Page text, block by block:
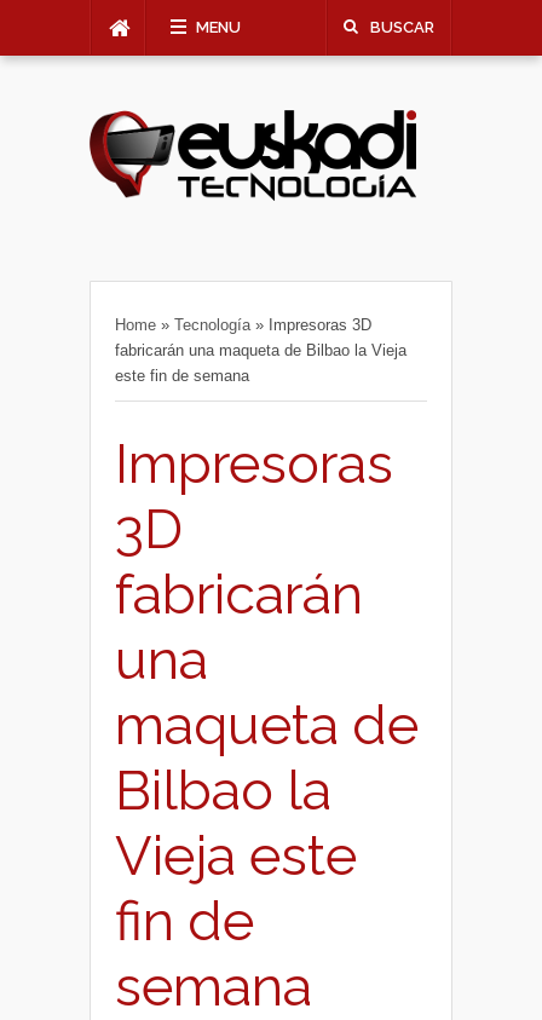
MENU BUSCAR
Home » Tecnología » Impresoras 3D
fabricarán una maqueta de Bilbao la Vieja
este fin de semana
Impresoras
3D
fabricarán
una
maqueta de
Bilbao la
Vieja este
fin de
semana